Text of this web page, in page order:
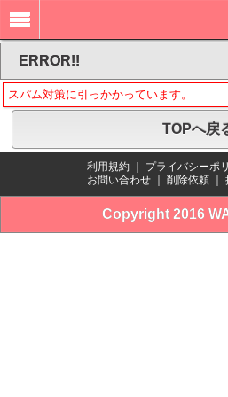
ERROR!!
スパム対策に引っかかっています。
TOPへ戻
利用規約 プライバシーポ
お問い合わせ
削除依頼
Copyright 2016